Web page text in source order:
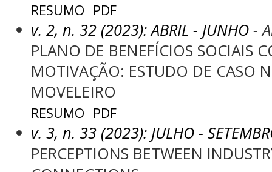
RESUMO PDF
v. 2, n. 32 (2023): ABRIL - JUNHO -
PLANO DE BENEFÍCIOS SOCIAIS
MOTIVAÇÃO: ESTUDO DE CASO
MOVELEIRO
RESUMO PDF
v. 3, n. 33 (2023): JULHO -
PERCEPTIONS BETWEEN